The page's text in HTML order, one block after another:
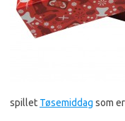
spillet Tøsemiddag som